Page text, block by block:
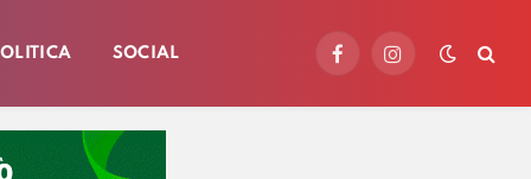
SOCIAL
FacebookInstagram